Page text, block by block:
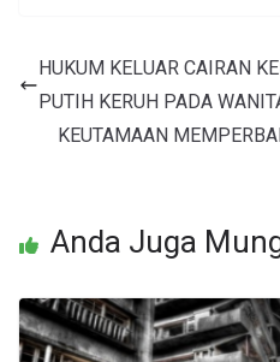
HUKUM KELUAR CAIRAN
PUTIH KERUH PADA
KEUTAMAAN
Anda Juga